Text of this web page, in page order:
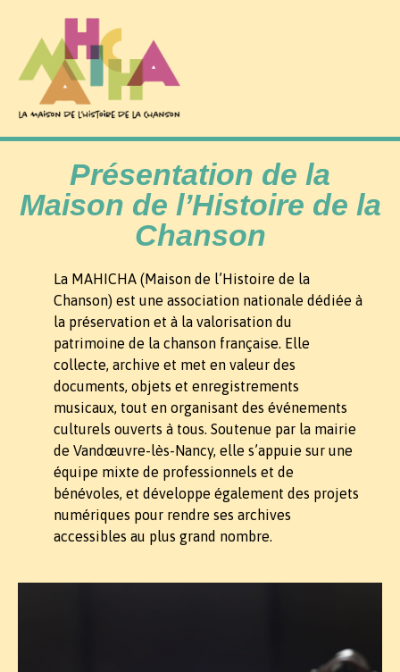
Présentation de la
Maison de l’Histoire de la
Chanson
La MAHICHA (Maison de l’Histoire de la
Chanson) est une association nationale dédiée à
la préservation et à la valorisation du
patrimoine de la chanson française. Elle
collecte, archive et met en valeur des
documents, objets et enregistrements
musicaux, tout en organisant des événements
culturels ouverts à tous. Soutenue par la mairie
de Vandœuvre-lès-Nancy, elle s’appuie sur une
équipe mixte de professionnels et de
bénévoles, et développe également des projets
numériques pour rendre ses archives
accessibles au plus grand nombre.